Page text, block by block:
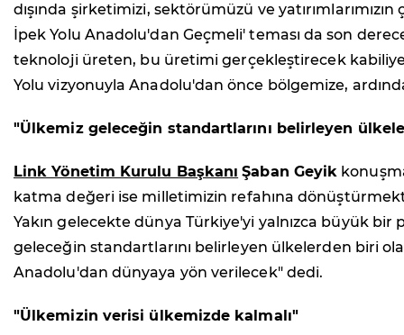
dışında şirketimizi, sektörümüzü ve
İpek Yolu Anadolu'dan Geçmeli' teması da son
teknoloji üreten, bu üretimi gerçekleştirecek
Yolu vizyonuyla Anadolu'dan önce bölgemize,
"Ülkemiz geleceğin standartlarını belirleyen
Link Yönetim Kurulu Başkanı Şaban Geyik
katma değeri ise milletimizin refahına
Yakın gelecekte dünya Türkiye'yi yalnızca büyük
geleceğin standartlarını belirleyen ülkelerden biri
Anadolu'dan dünyaya yön verilecek" dedi.
"Ülkemizin verisi ülkemizde kalmalı"